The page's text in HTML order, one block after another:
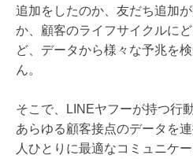
追加をしたのか、友だち追加
か、顧客のライフサイクルに
ど、データから様々な予兆を
ん。
そこで、LINEヤフーが持つ行
あらゆる顧客接点のデータを
人ひとりに最適なコミュニケ